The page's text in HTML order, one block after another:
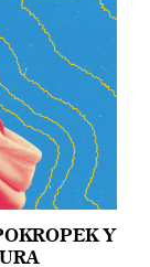
Y